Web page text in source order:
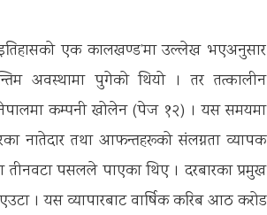
एक कालखण्ड’मा उल्लेख भएअनुसार
अवस्थामा पुगेको थियो । तर तत्कालीन
कम्पनी खोलेन (पेज १२) । यस समयमा
नातेदार तथा आफन्तहरूको संलग्नता व्यापक
तीनवटा पसलले पाएका थिए । दरबारका प्रमुख
। यस व्यापारबाट वार्षिक करिब आठ करोड